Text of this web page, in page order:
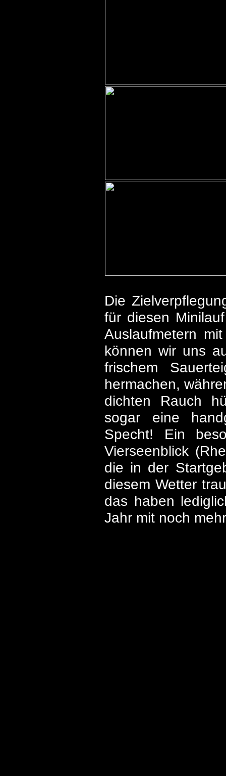
Die
für diesen
Auslaufmetern
können wir uns
frischem
hermachen,
dichten Rauch
sogar eine
Specht! Ein
Vierseenblick
die in der
diesem Wetter
das haben
Jahr mit noch